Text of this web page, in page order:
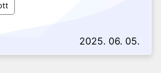
2025. 06. 05.